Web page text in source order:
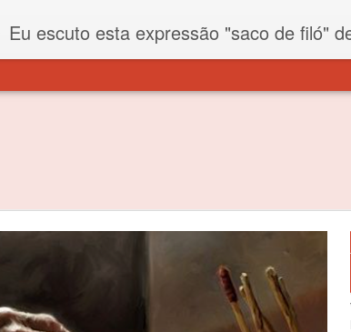
Eu escuto esta expressão "saco de filó" desde criança. Para quem não sabe, filó é um tecido todo furadinho e permite que um saco feito com ele,